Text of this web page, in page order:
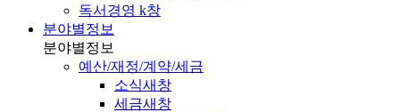
독서경영 k창
분야별정보
분야별정보
예산/재정/계약/세금
소식새창
세금새창